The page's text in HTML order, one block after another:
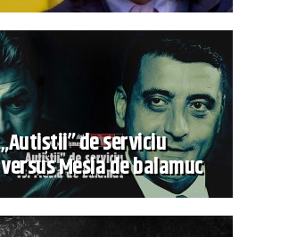
„Autiștii” de serviciu
versus Mesia de balamuc